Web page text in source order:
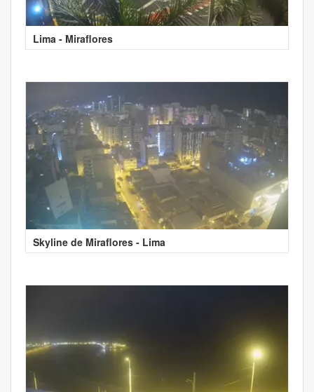
Lima - Miraflores
Skyline de Miraflores - Lima